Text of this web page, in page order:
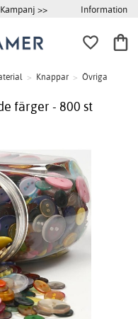
Kampanj >> Information
> Knappar > Övriga
färger - 800 st